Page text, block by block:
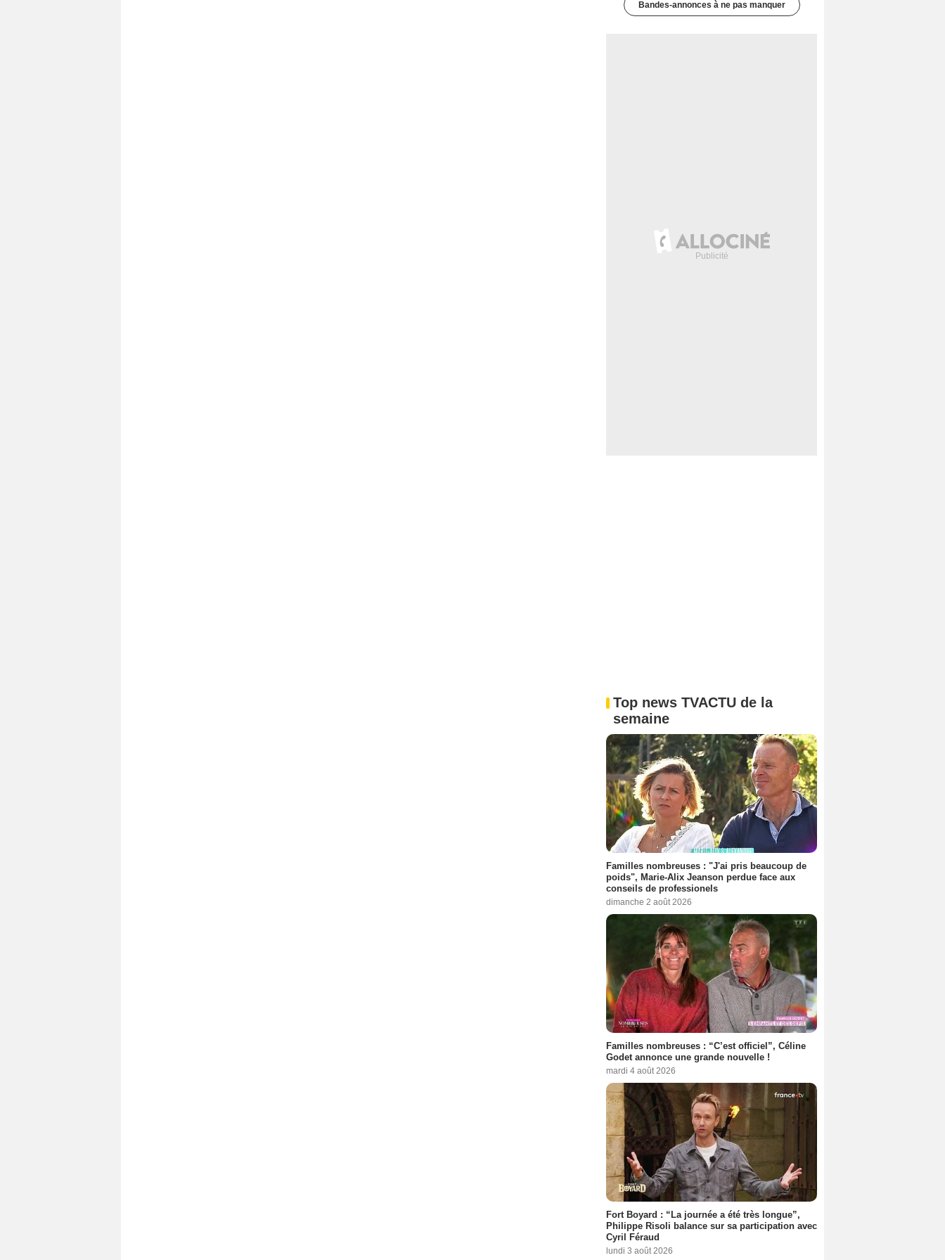
Bandes-annonces à ne pas manquer
Top news TVACTU de la
semaine
Familles nombreuses : "J'ai pris beaucoup de
poids", Marie-Alix Jeanson perdue face aux
conseils de professionels
dimanche 2 août 2026
Familles nombreuses : “C’est officiel”, Céline
Godet annonce une grande nouvelle !
mardi 4 août 2026
Fort Boyard : “La journée a été très longue”,
Philippe Risoli balance sur sa participation avec
Cyril Féraud
lundi 3 août 2026